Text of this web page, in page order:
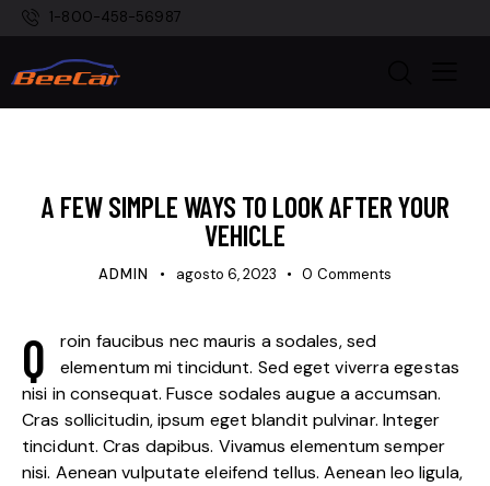
1-800-458-56987
A FEW SIMPLE WAYS TO LOOK AFTER YOUR
VEHICLE
ADMIN agosto 6, 2023 0 Comments
Q
roin faucibus nec mauris a sodales, sed
elementum mi tincidunt. Sed eget viverra egestas
nisi in consequat. Fusce sodales augue a accumsan.
Cras sollicitudin, ipsum eget blandit pulvinar. Integer
tincidunt. Cras dapibus. Vivamus elementum semper
nisi. Aenean vulputate eleifend tellus. Aenean leo ligula,